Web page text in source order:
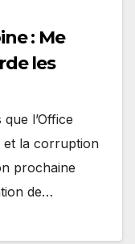
: Me
les
l’Office
et la corruption
prochaine
de…